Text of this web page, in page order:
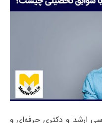
ارشد و دکتری حرفه‌ای و